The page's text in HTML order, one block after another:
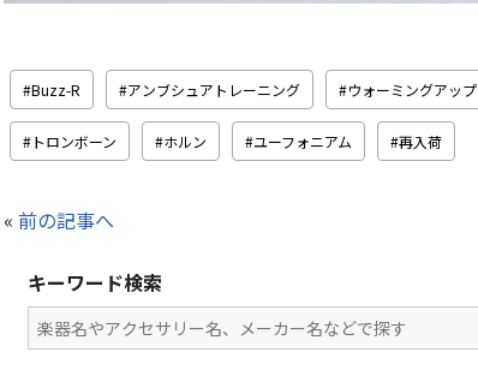
Buzz-R アンブシュアトレーニング ウォーミングアップ
トロンボーン ホルン ユーフォニアム 再入荷
« 前の記事へ
キーワード検索